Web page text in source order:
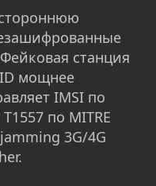
станция
ID мощнее
IMSI по
по MITRE
3G/4G